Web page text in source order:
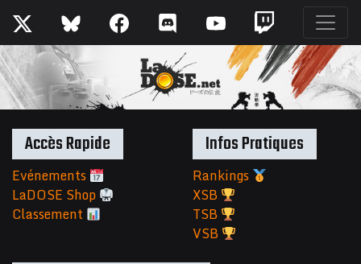
Accès Rapide
Evénements
LaDOSE Shop
Classement
Infos Pratiques
Rankings
XSB
TSB
VSB